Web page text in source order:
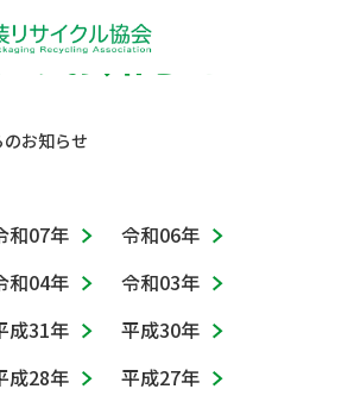
お知らせ
お知らせ
和07年
令和06年
和04年
令和03年
成31年
平成30年
成28年
平成27年